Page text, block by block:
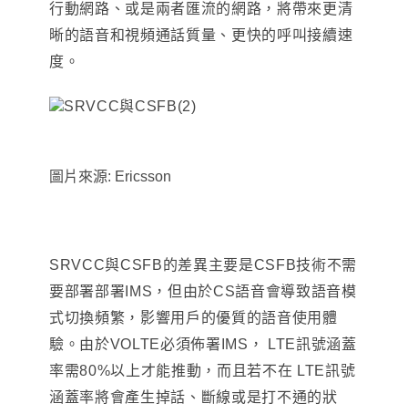
行動網路、或是兩者匯流的網路 ， 將帶來更清
晰的語音和視頻通話質量、更快的呼叫接續速
度。
圖片來源: Ericsson
SRVCC與CSFB的差異主要是CSFB技術不需
要部署部署IMS，但由於CS語音會導致語音模
式切換頻繁，影響用戶的優質的語音使用體
驗。 由於VOLTE必須佈署IMS ，
LTE訊號涵蓋
率需80%以上才能推動 ，而且若不在 LTE訊號
涵蓋率將會產生掉話、斷線或是打不通的狀